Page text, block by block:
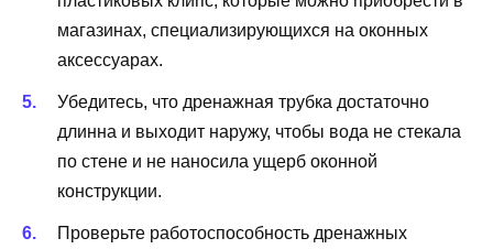
магазинах, специализирующихся на оконных
аксессуарах.
Убедитесь, что дренажная трубка достаточно
длинна и выходит наружу, чтобы вода не стекала
по стене и не наносила ущерб оконной
конструкции.
Проверьте работоспособность дренажных